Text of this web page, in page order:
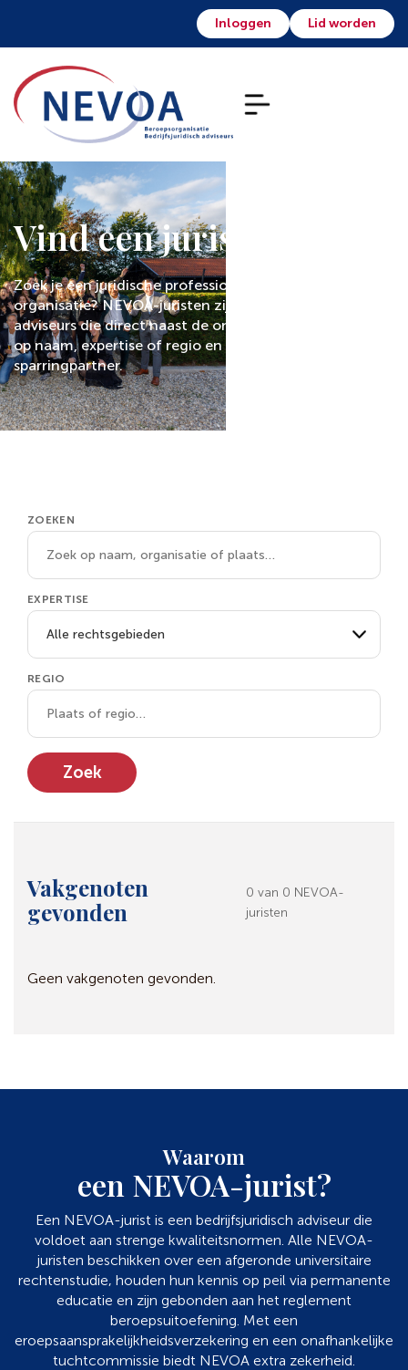
Inloggen Lid worden
Vind een jurist
Zoek je een juridische professional voor jouw
organisatie? NEVOA-juristen zijn bedrijfsjuridisch
adviseurs die direct naast de ondernemer staan. Zoek
op naam, expertise of regio en vind de juiste
sparringpartner.
ZOEKEN
EXPERTISE
REGIO
Zoek
Vakgenoten
gevonden
0 van 0 NEVOA-
juristen
Geen vakgenoten gevonden.
Waarom
een NEVOA-jurist?
Een NEVOA-jurist is een bedrijfsjuridisch adviseur die
voldoet aan strenge kwaliteitsnormen. Alle NEVOA-
juristen beschikken over een afgeronde universitaire
rechtenstudie, houden hun kennis op peil via permanente
educatie en zijn gebonden aan het reglement
beroepsuitoefening. Met een
eroepsaansprakelijkheidsverzekering en een onafhankelijke
tuchtcommissie biedt NEVOA extra zekerheid.